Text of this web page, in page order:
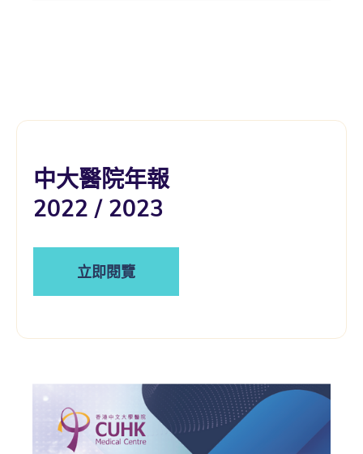
中大醫院年報
2022 / 2023
立即閱覽